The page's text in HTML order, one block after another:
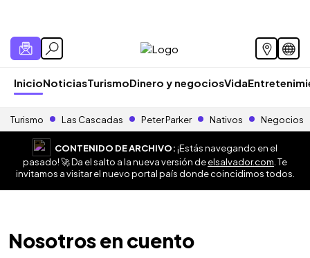
InicioNoticiasTurismoDinero y negociosVida
Turismo Las Cascadas Peter Parker Nativos Negocios
CONTENIDO DE ARCHIVO:¡Estás navegando en el
pasado! 🚀 Da el salto a la nueva versión deelsalvador.com . Te
invitamos a visitar el nuevo portal país donde coincidimos todos.
Nosotros en cuento